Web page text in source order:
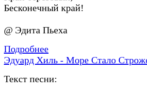
Бесконечный край!
@ Эдита Пьеха
Подробнее
Эдуард Хиль - Море Стало
Текст песни: